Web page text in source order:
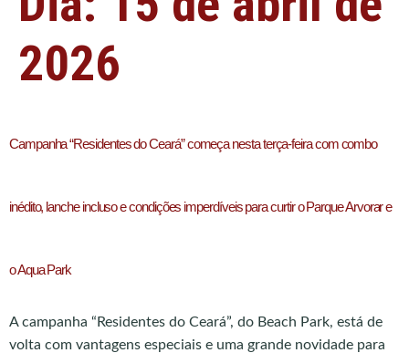
2026
Campanha “Residentes do Ceará” começa nesta terça-feira com combo
inédito, lanche incluso e condições imperdíveis para curtir o Parque Arvorar e
o Aqua Park
A campanha “Residentes do Ceará”, do Beach Park, está de
volta com vantagens especiais e uma grande novidade para